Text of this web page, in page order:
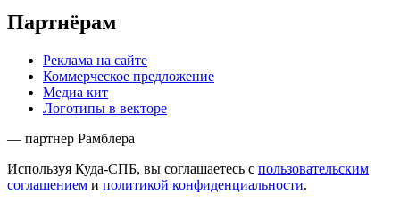
Партнёрам
Реклама на сайте
Коммерческое предложение
Медиа кит
Логотипы в векторе
— партнер Рамблера
Используя Куда-СПБ, вы соглашаетесь с пользовательским
соглашением и политикой конфиденциальности.